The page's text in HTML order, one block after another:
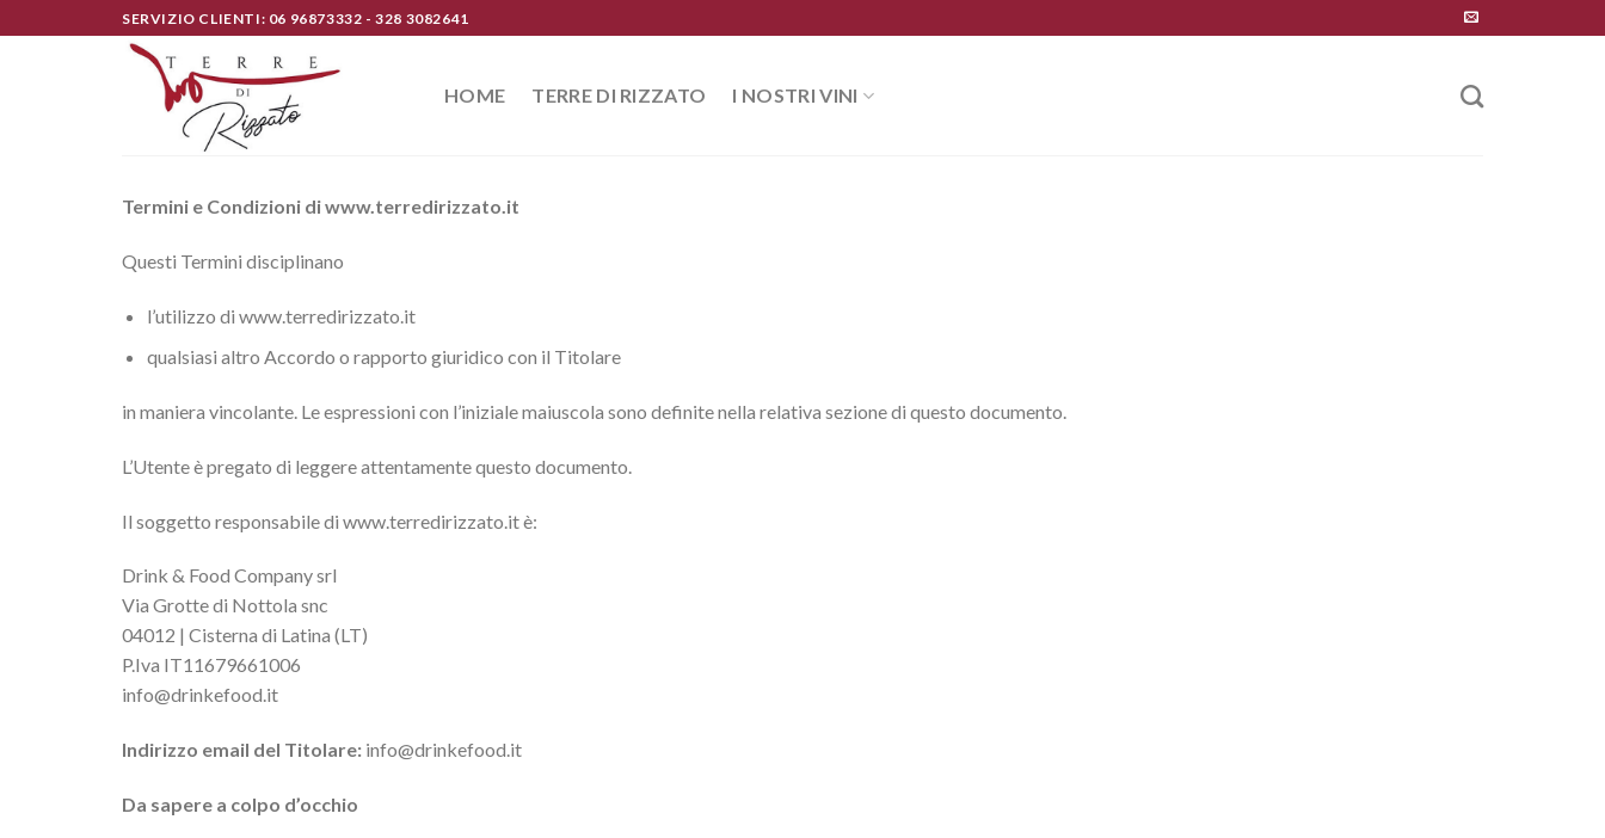
to
SERVIZIO CLIENTI: 06 96873332 - 328 3082641
HOME TERRE DI RIZZATO I NOSTRI VINI
Termini e Condizioni di www.terredirizzato.it
Questi Termini disciplinano
l’utilizzo di www.terredirizzato.it
qualsiasi altro Accordo o rapporto giuridico con il Titolare
in maniera vincolante. Le espressioni con l’iniziale maiuscola sono definite nella relativa sezione di questo documento.
L’Utente è pregato di leggere attentamente questo documento.
Il soggetto responsabile di www.terredirizzato.it è:
Drink & Food Company srl
Via Grotte di Nottola snc
04012 | Cisterna di Latina (LT)
P.Iva IT11679661006
info@drinkefood.it
Indirizzo email del Titolare: info@drinkefood.it
Da sapere a colpo d’occhio